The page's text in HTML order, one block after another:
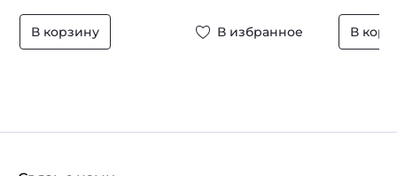
В корзину В избранное В